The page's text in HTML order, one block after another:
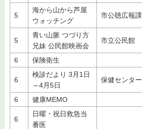
5
海から山から芦屋
ウォッチング
市公聴広報課
5
青い山脈 つづり方
兄妹 公民館映画会
市立公民館
6 保険衛生
6
検診だより 3月1日
～4月5日
保健センター
6 健康MEMO
6
日曜・祝日救急当
番医